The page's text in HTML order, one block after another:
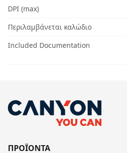
DPI (max)
Περιλαμβάνεται καλώδιο
Included Documentation
ΠΡΟΪΟΝΤΑ